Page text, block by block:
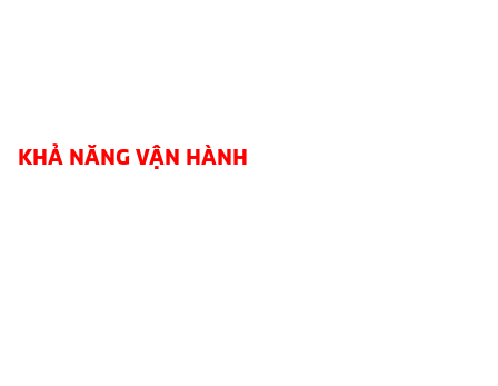
KHẢ NĂNG VẬN HÀNH